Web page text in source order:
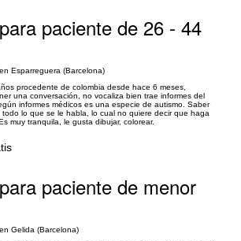
paciente de 26 - 44
Esparreguera (Barcelona)
procedente de colombia desde hace 6 meses,
una conversación, no vocaliza bien trae informes del
informes médicos es una especie de autismo. Saber
todo lo que se le habla, lo cual no quiere decir que haga
muy tranquila, le gusta dibujar, colorear.
paciente de menor
Gelida (Barcelona)